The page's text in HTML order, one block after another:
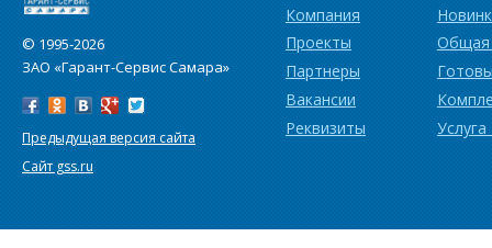
© 1995-2026
ЗАО «Гарант-Сервис Самара»
Предыдущая версия сайта
Сайт gss.ru
Компания
Проекты
Партнеры
Вакансии
Реквизиты
Общая